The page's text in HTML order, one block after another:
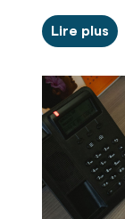
Lire plus